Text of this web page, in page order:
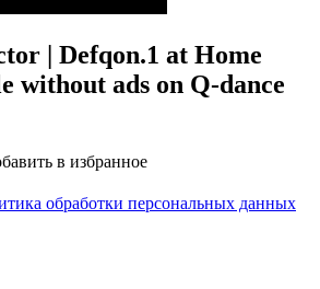
| Defqon.1 at Home
without ads on Q-dance
в избранное
обработки персональных данных